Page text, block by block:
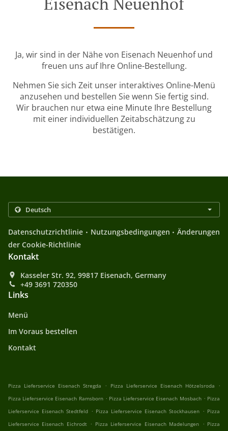
Ja, wir sind in der Nähe von Eisenach Neuenhof und
freuen uns auf Ihre Online-Bestellung.
Nehmen Sie sich Zeit unser interaktives Online-Menü
anzusehen und bestellen Sie wenn Sie fertig sind.
Wir brauchen nur etwa eine Minute Ihre Bestellung
mit einer individuellen Zeitabschätzung zu
bestätigen.
Datenschutzrichtlinie . Nutzungsbedingungen . Änderungen
der Cookie-Richtlinie
Kontakt
Kasseler Str. 92, 99817 Eisenach, Germany
+49 3691 720350
Links
Menü
Im Voraus bestellen
Kontakt
Pizza Lieferservice Eisenach Stregda . Pizza Lieferservice Eisenach Hötzelsroda
.
Pizza Lieferservice Eisenach Ramsborn . Pizza Lieferservice Eisenach Mosbach . Pizza
Lieferservice Eisenach Stedtfeld . Pizza Lieferservice Eisenach Stockhausen . Pizza
Lieferservice Eisenach Eichrodt . Pizza Lieferservice Eisenach Madelungen . Pizza